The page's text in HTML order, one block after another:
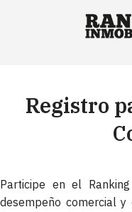
Registro
Participe en el
desempeño comercial